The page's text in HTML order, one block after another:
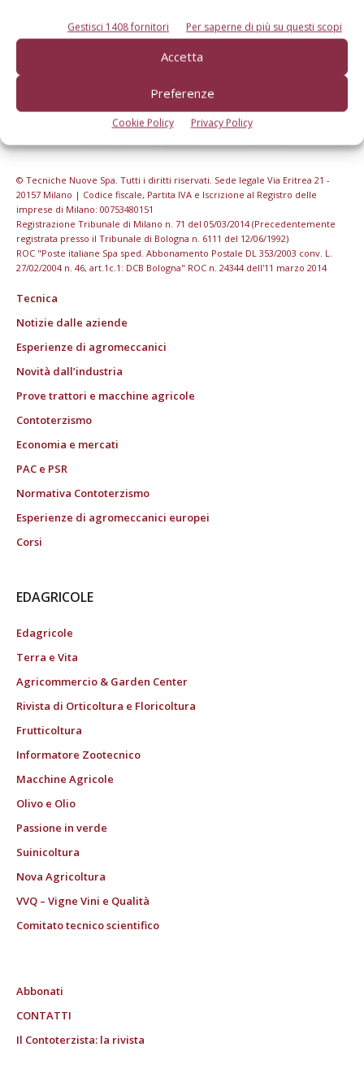
Gestisci 1408 fornitori Per saperne di più su questi scopi
Accetta
Preferenze
Cookie Policy Privacy Policy
© Tecniche Nuove Spa. Tutti i diritti riservati. Sede legale Via Eritrea 21 -
20157 Milano | Codice fiscale, Partita IVA e Iscrizione al Registro delle
imprese di Milano: 00753480151
Registrazione Tribunale di Milano n. 71 del 05/03/2014 (Precedentemente
registrata presso il Tribunale di Bologna n. 6111 del 12/06/1992)
ROC "Poste italiane Spa sped. Abbonamento Postale DL 353/2003 conv. L.
27/02/2004 n. 46, art.1c.1: DCB Bologna" ROC n. 24344 dell'11 marzo 2014
Tecnica
Notizie dalle aziende
Esperienze di agromeccanici
Novità dall’industria
Prove trattori e macchine agricole
Contoterzismo
Economia e mercati
PAC e PSR
Normativa Contoterzismo
Esperienze di agromeccanici europei
Corsi
EDAGRICOLE
Edagricole
Terra e Vita
Agricommercio & Garden Center
Rivista di Orticoltura e Floricoltura
Frutticoltura
Informatore Zootecnico
Macchine Agricole
Olivo e Olio
Passione in verde
Suinicoltura
Nova Agricoltura
VVQ – Vigne Vini e Qualità
Comitato tecnico scientifico
Abbonati
CONTATTI
Il Contoterzista: la rivista